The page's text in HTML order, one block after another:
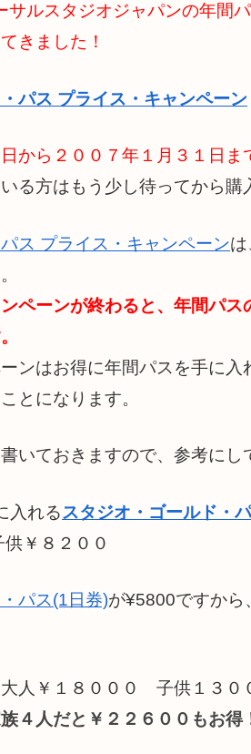
サルスタジオジャパンの年間
きました！
パス プライス・キャンペーン
から２００７年１月３１日ま
る方はもう少し待ってから購
ス プライス・キャンペーン
ペーンが終わると、年間パス
ンはお得に年間パスを手に入
とになります。
いておきますので、参考にし
入れるスタジオ・ゴールド・
￥８２００
パス(1日券)が¥5800ですから
人￥１８０００ 子供１３０
４人だと￥２２６００もお得